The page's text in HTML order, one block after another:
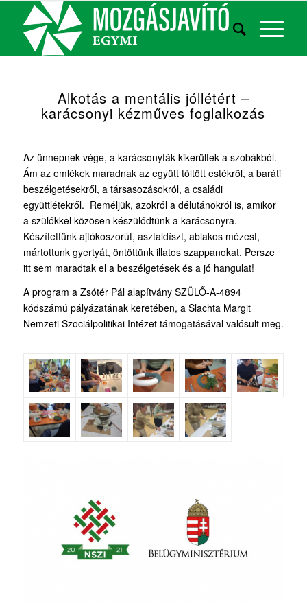
Alkotás a mentális jóllétért –
karácsonyi kézműves foglalkozás
Az ünnepnek vége, a karácsonyfák kikerültek a szobákból.
Ám az emlékek maradnak az együtt töltött estékről, a baráti
beszélgetésekről, a társasozásokról, a családi
együttlétekről. Reméljük, azokról a délutánokról is, amikor
a szülőkkel közösen készülődtünk a karácsonyra.
Készítettünk ajtókoszorút, asztaldíszt, ablakos mézest,
mártottunk gyertyát, öntöttünk illatos szappanokat. Persze
itt sem maradtak el a beszélgetések és a jó hangulat!
A program a Zsótér Pál alapítvány SZÜLŐ-A-4894
kódszámú pályázatának keretében, a Slachta Margit
Nemzeti Szociálpolitikai Intézet támogatásával valósult meg.